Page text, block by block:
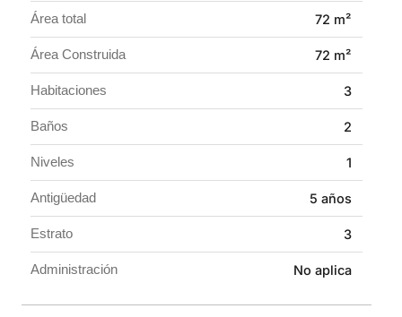
adecuaciones.
Una excelente oportunidad para tener tu hogar propio
o invertir con buen potencial en Cartago.
Agenda tu visita y conoce esta opción ideal para ti.
Área total 72 m²
Área Construida 72 m²
Habitaciones 3
Baños 2
Niveles 1
Antigüedad 5 años
Estrato 3
Administración No aplica